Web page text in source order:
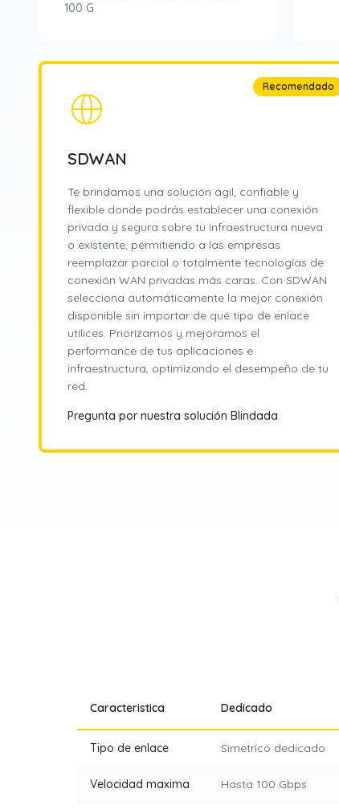
100 G
Recomendado
SDWAN
Te brindamos una solución ágil, confiable y
flexible donde podrás establecer una conexión
privada y segura sobre tu infraestructura nueva
o existente, permitiendo a las empresas
reemplazar parcial o totalmente tecnologías de
conexión WAN privadas más caras. Con SDWAN
selecciona automáticamente la mejor conexión
disponible sin importar de qué tipo de enlace
utilices. Priorizamos y mejoramos el
performance de tus aplicaciones e
infraestructura, optimizando el desempeño de tu
red.
Pregunta por nuestra solución Blindada
Caracteristica Dedicado
Tipo de enlace Simetrico dedicado
Velocidad maxima Hasta 100 Gbps